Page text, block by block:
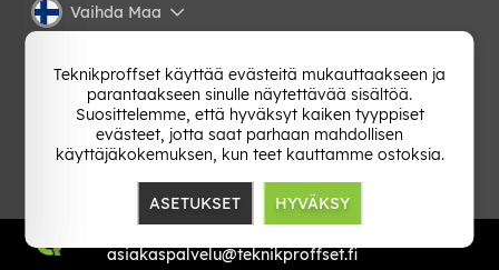
Vaihda Maa
asiakaspalvelu@teknikproffset.fi
Teknikproffset käyttää evästeitä mukauttaakseen ja
parantaakseen sinulle näytettävää sisältöä.
Suosittelemme, että hyväksyt kaiken tyyppiset
evästeet, jotta saat parhaan mahdollisen
käyttäjäkokemuksen, kun teet kauttamme ostoksia.
ASETUKSET HYVÄKSY